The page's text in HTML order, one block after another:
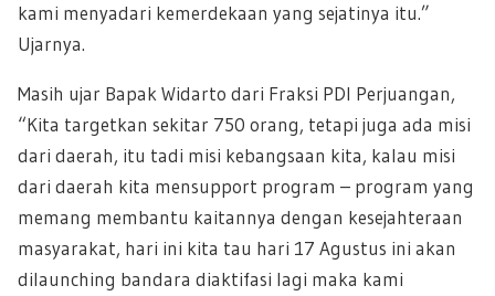
kami menyadari kemerdekaan yang sejatinya itu.”
Ujarnya.
Masih ujar Bapak Widarto dari Fraksi PDI Perjuangan,
“Kita targetkan sekitar 750 orang, tetapi juga ada misi
dari daerah, itu tadi misi kebangsaan kita, kalau misi
dari daerah kita mensupport program – program yang
memang membantu kaitannya dengan kesejahteraan
masyarakat, hari ini kita tau hari 17 Agustus ini akan
dilaunching bandara diaktifasi lagi maka kami